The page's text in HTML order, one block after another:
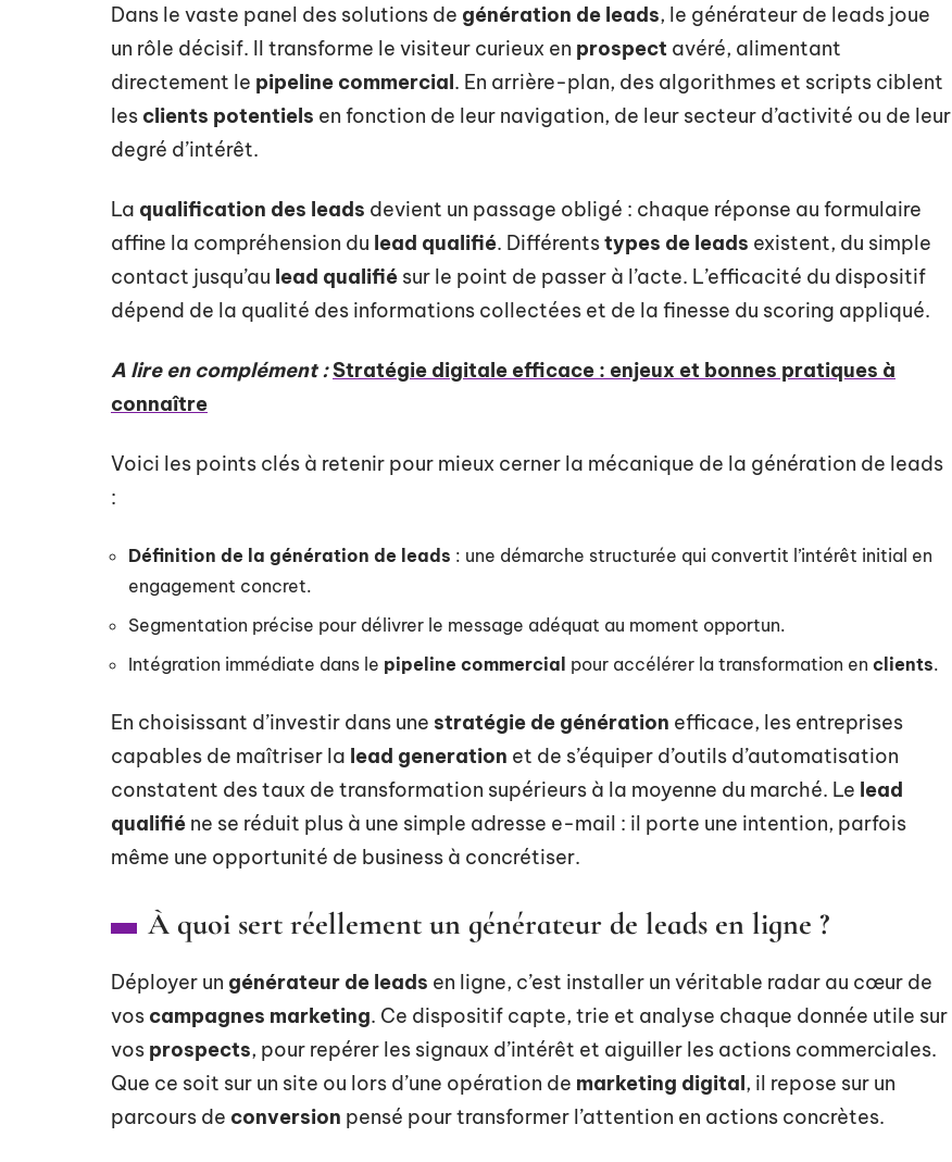
Dans le vaste panel des solutions de génération de leads, le générateur de leads joue
un rôle décisif. Il transforme le visiteur curieux en prospect avéré, alimentant
directement le pipeline commercial. En arrière-plan, des algorithmes et scripts ciblent
les clients potentiels en fonction de leur navigation, de leur secteur d’activité ou de leur
degré d’intérêt.
La qualification des leads devient un passage obligé : chaque réponse au formulaire
affine la compréhension du lead qualifié. Différentstypes de leads existent, du simple
contact jusqu’au lead qualifié sur le point de passer à l’acte. L’efficacité du dispositif
dépend de la qualité des informations collectées et de la finesse du scoring appliqué.
A lire en complément : Stratégie digitale efficace : enjeux et bonnes pratiques à
connaître
Voici les points clés à retenir pour mieux cerner la mécanique de la génération de leads
:
Définition de la génération de leads : une démarche structurée qui convertit l’intérêt initial en
engagement concret.
Segmentation précise pour délivrer le message adéquat au moment opportun.
Intégration immédiate dans le pipeline commercial pour accélérer la transformation en clients.
En choisissant d’investir dans une stratégie de génération efficace, les entreprises
capables de maîtriser la lead generation et de s’équiper d’outils d’automatisation
constatent des taux de transformation supérieurs à la moyenne du marché. Le lead
qualifié ne se réduit plus à une simple adresse e-mail : il porte une intention, parfois
même une opportunité de business à concrétiser.
À quoi sert réellement un générateur de leads en ligne ?
Déployer un générateur de leads en ligne, c’est installer un véritable radar au cœur de
vos campagnes marketing. Ce dispositif capte, trie et analyse chaque donnée utile sur
vos prospects, pour repérer les signaux d’intérêt et aiguiller les actions commerciales.
Que ce soit sur un site ou lors d’une opération de marketing digital, il repose sur un
parcours de conversion pensé pour transformer l’attention en actions concrètes.